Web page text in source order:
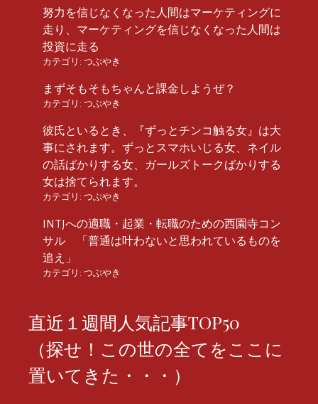
努力を信じなくなった人間はマーケティングに
走り、マーケティングを信じなくなった人間は
投資に走る
カテゴリ: つぶやき
まずそもそもちゃんと課金しようぜ？
カテゴリ: つぶやき
彼氏といるとき、『ずっとチンコ触る女』は大
事にされます。ずっとスマホいじる女、ネイル
の話ばかりする女、ガールズトークばかりする
女は捨てられます。
カテゴリ: つぶやき
INTJへの適職・起業・転職のための西園寺コン
サル 「普通は叶わないと思われているものを
追え」
カテゴリ: つぶやき
直近１週間人気記事TOP50
（探せ！この世の全てをここに
置いてきた・・・）